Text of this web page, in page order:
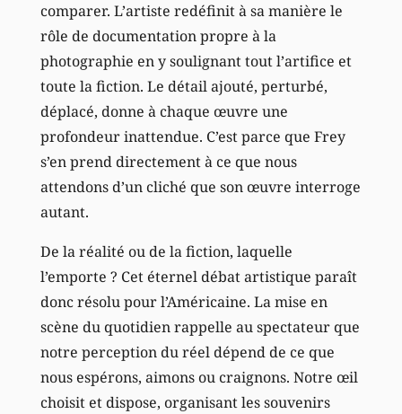
comparer. L’artiste redéfinit à sa manière le
rôle de documentation propre à la
photographie en y soulignant tout l’artifice et
toute la fiction. Le détail ajouté, perturbé,
déplacé, donne à chaque œuvre une
profondeur inattendue. C’est parce que Frey
s’en prend directement à ce que nous
attendons d’un cliché que son œuvre interroge
autant.
De la réalité ou de la fiction, laquelle
l’emporte ? Cet éternel débat artistique paraît
donc résolu pour l’Américaine. La mise en
scène du quotidien rappelle au spectateur que
notre perception du réel dépend de ce que
nous espérons, aimons ou craignons. Notre œil
choisit et dispose, organisant les souvenirs